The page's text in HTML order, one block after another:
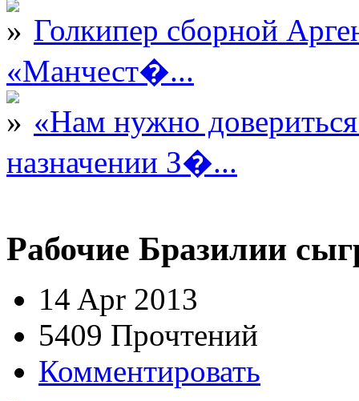
Голкипер сборной
«Манчест�...
«Нам нужно
назначении З�...
Рабочие Бразилии
14 Apr 2013
5409 Прочтений
Комментировать